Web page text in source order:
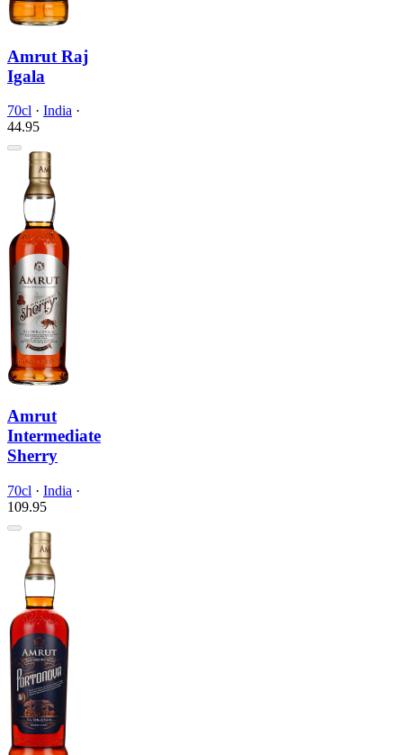
Amrut Raj
Igala
70cl · India ·
44.95
Amrut
Intermediate
Sherry
70cl · India ·
109.95